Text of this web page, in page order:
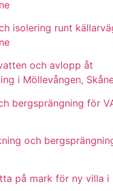
isolering runt
och avlopp åt
i Möllevången,
bergsprängning för
och
på mark för ny villa i